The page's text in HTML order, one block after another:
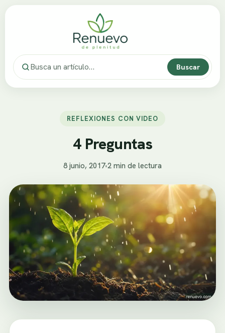
Buscar
REFLEXIONES CON VIDEO
4 Preguntas
8 junio, 2017•2 min de lectura